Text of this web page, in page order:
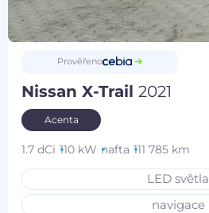
Prověřeno
Nissan X-Trail2021
Acenta
1.7 dCi 110 kW nafta 111 785 km
LED světla
navigace